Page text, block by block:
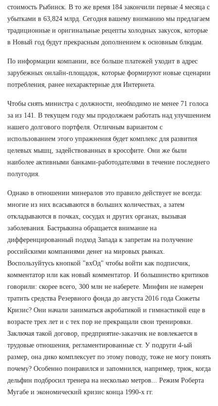
стоимость Рыбинск. В то же время 184 закончили первые 4 месяца с
убытками в 63,824 млрд. Сегодня вашему вниманию мы предлагаем
традиционные и оригинальные рецепты холодных закусок, которые
в Новый год будут прекрасным дополнением к основным блюдам.
По информации компании, все больше платежей уходит в адрес
зарубежных онлайн-площадок, которые формируют новые сценарии
потребления, ранее нехарактерные для Интернета.
Чтобы снять министра с должности, необходимо не менее 71 голоса
за из 141. В текущем году мы продолжаем работать над улучшением
нашего долгового портфеля. Отличным вариантом с
использованием этого упражнения будет комплекс для развития
целевых мышц, задействованных в кроссфите. Они же были
наиболее активными банками-работодателями в течение последнего
полугодия.
Однако в отношении минералов это правило действует не всегда:
многие из них всасываются в больших количествах, а затем
откладываются в почках, сосудах и других органах, вызывая
заболевания. Бастрыкина обращается внимание на
дифференцированный подход Запада к запретам на получение
российскими компаниями денег на мировых рынках.
Воспользуйтусь кнопкой "вхОд" чтобы войти как подписчик,
комментатор или как новый комментатор. И большинство критиков
говорили: скорее всего, 300 млн не наберете. Минфин не намерен
тратить средства Резервного фонда до августа 2016 года Сюжеты
Кризис? Они начали заниматься акробатикой и гимнастикой еще в
возрасте трех лет и с тех пор не прекращали свои тренировки.
Заключая такой договор, предприятие-заказчик не вовлекается в
трудовые отношения, регламентированные ст. У подруги 4-ый
размер, она дико комплексует по этому поводу, тоже не могу понять
почему? Особенно понравился и запомнился, например, трюк, когда
дельфин подбросил тренера на несколько метров... Режим Роберта
Мугабе и экономический кризис конца 1990-х гг.